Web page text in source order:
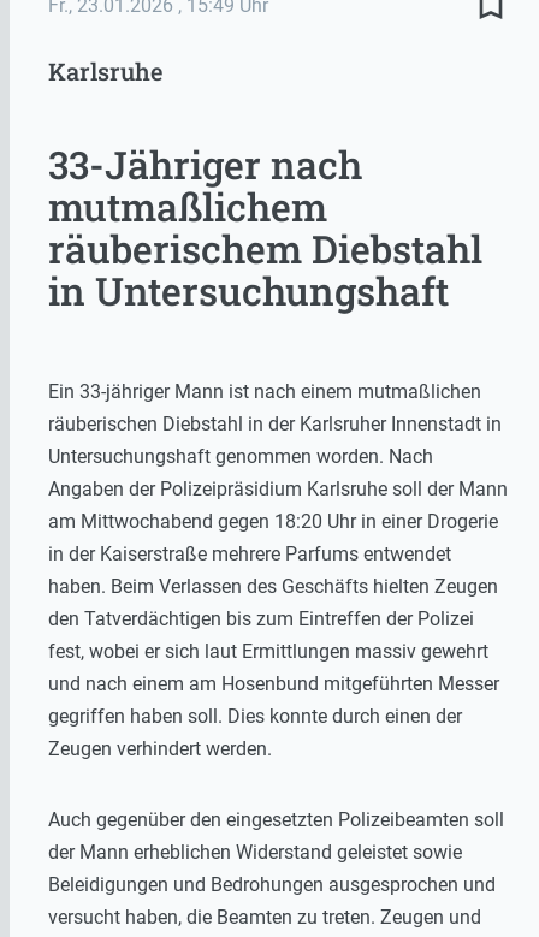
Fr., 23.01.2026 , 15:49 Uhr
Karlsruhe
33-Jähriger nach
mutmaßlichem
räuberischem Diebstahl
in Untersuchungshaft
Ein 33-jähriger Mann ist nach einem mutmaßlichen
räuberischen Diebstahl in der Karlsruher Innenstadt in
Untersuchungshaft genommen worden. Nach
Angaben der Polizeipräsidium Karlsruhe soll der Mann
am Mittwochabend gegen 18:20 Uhr in einer Drogerie
in der Kaiserstraße mehrere Parfums entwendet
haben. Beim Verlassen des Geschäfts hielten Zeugen
den Tatverdächtigen bis zum Eintreffen der Polizei
fest, wobei er sich laut Ermittlungen massiv gewehrt
und nach einem am Hosenbund mitgeführten Messer
gegriffen haben soll. Dies konnte durch einen der
Zeugen verhindert werden.
Auch gegenüber den eingesetzten Polizeibeamten soll
der Mann erheblichen Widerstand geleistet sowie
Beleidigungen und Bedrohungen ausgesprochen und
versucht haben, die Beamten zu treten. Zeugen und